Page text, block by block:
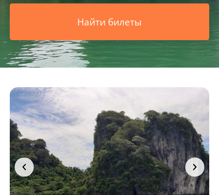
Найти билеты